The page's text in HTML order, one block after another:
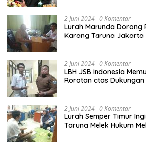
2 Juni 2024 0 Komentar
Lurah Marunda Dorong
Karang Taruna Jakarta
2 Juni 2024 0 Komentar
LBH JSB Indonesia
Rorotan atas
2 Juni 2024 0 Komentar
Lurah Semper Timur
Taruna Melek Hukum